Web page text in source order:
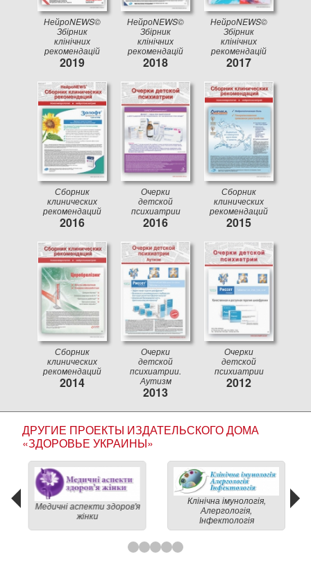
НейроNEWS©
Збірник
клінічних
рекомендацій
2019
НейроNEWS©
Збірник
клінічних
рекомендацій
2018
НейроNEWS©
Збірник
клінічних
рекомендацій
2017
Сборник
клинических
рекомендаций
2016
Очерки
детской
психиатрии
2016
Сборник
клинических
рекомендаций
2015
Сборник
клинических
рекомендаций
2014
Очерки
детской
психиатрии.
Аутизм
2013
Очерки
детской
психиатрии
2012
ДРУГИЕ ПРОЕКТЫ ИЗДАТЕЛЬСКОГО ДОМА
«ЗДОРОВЬЕ УКРАИНЫ»
Медичні аспекти здоров'я
жінки
Клінічна імунологія,
Алергологія,
Інфектологія